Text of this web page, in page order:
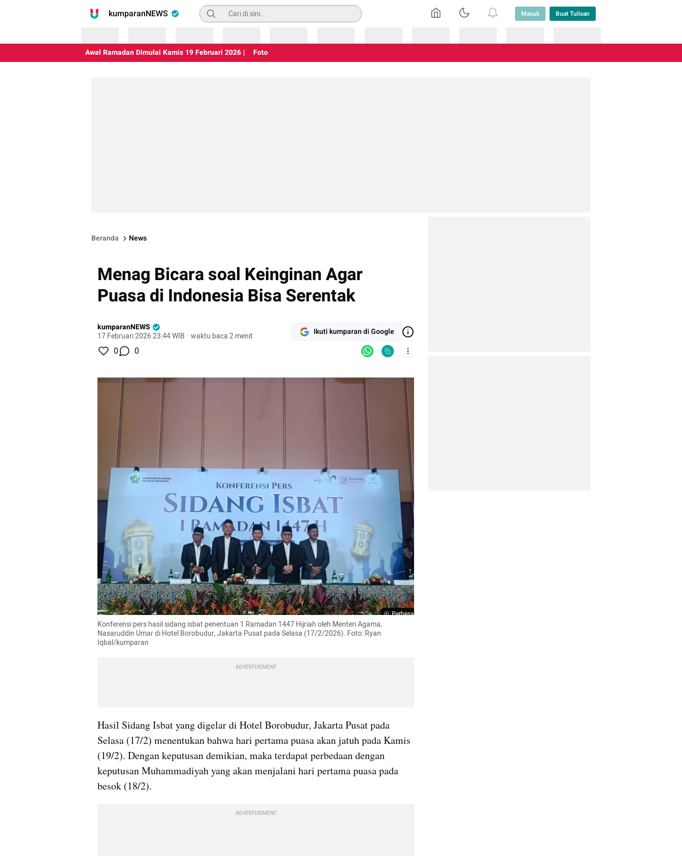
kumparanNEWS Pencarian Masuk Buat Tulisan
Awal Ramadan Dimulai Kamis 19 Februari 2026 | Foto
Beranda News
Menag Bicara soal Keinginan Agar
Puasa di Indonesia Bisa Serentak
kumparanNEWS
17 Februari 2026 23:44 WIB · waktu baca 2 menit Ikuti kumparan di Google
0 0
Perbesar
Konferensi pers hasil sidang isbat penentuan 1 Ramadan 1447 Hijriah oleh Menteri Agama,
Nasaruddin Umar di Hotel Borobudur, Jakarta Pusat pada Selasa (17/2/2026). Foto: Ryan
Iqbal/kumparan
ADVERTISEMENT
Hasil Sidang Isbat yang digelar di Hotel Borobudur, Jakarta Pusat pada
Selasa (17/2) menentukan bahwa hari pertama puasa akan jatuh pada Kamis
(19/2). Dengan keputusan demikian, maka terdapat perbedaan dengan
keputusan Muhammadiyah yang akan menjalani hari pertama puasa pada
besok (18/2).
ADVERTISEMENT